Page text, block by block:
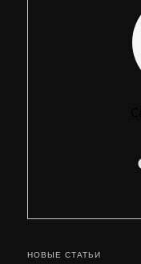
НОВЫЕ СТАТЬИ